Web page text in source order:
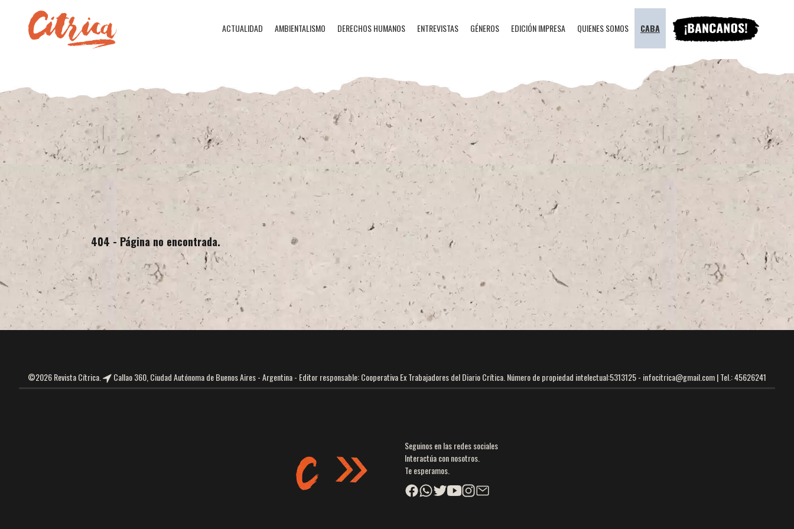
ACTUALIDAD AMBIENTALISMO DERECHOS HUMANOS ENTREVISTAS GÉNEROS EDICIÓN IMPRESA QUIENES SOMOS CABA
404 - Página no encontrada.
©2026 Revista Cítrica. Callao 360, Ciudad Autónoma de Buenos Aires - Argentina - Editor responsable: Cooperativa Ex Trabajadores del Diario Crítica. Número de propiedad intelectual:5313125 - infocitrica@gmail.com| Tel.: 45626241
Seguinos en las redes sociales
Interactúa con nosotros.
Te esperamos.
Facebook
Facebook
TwitterYouTube
Instagram